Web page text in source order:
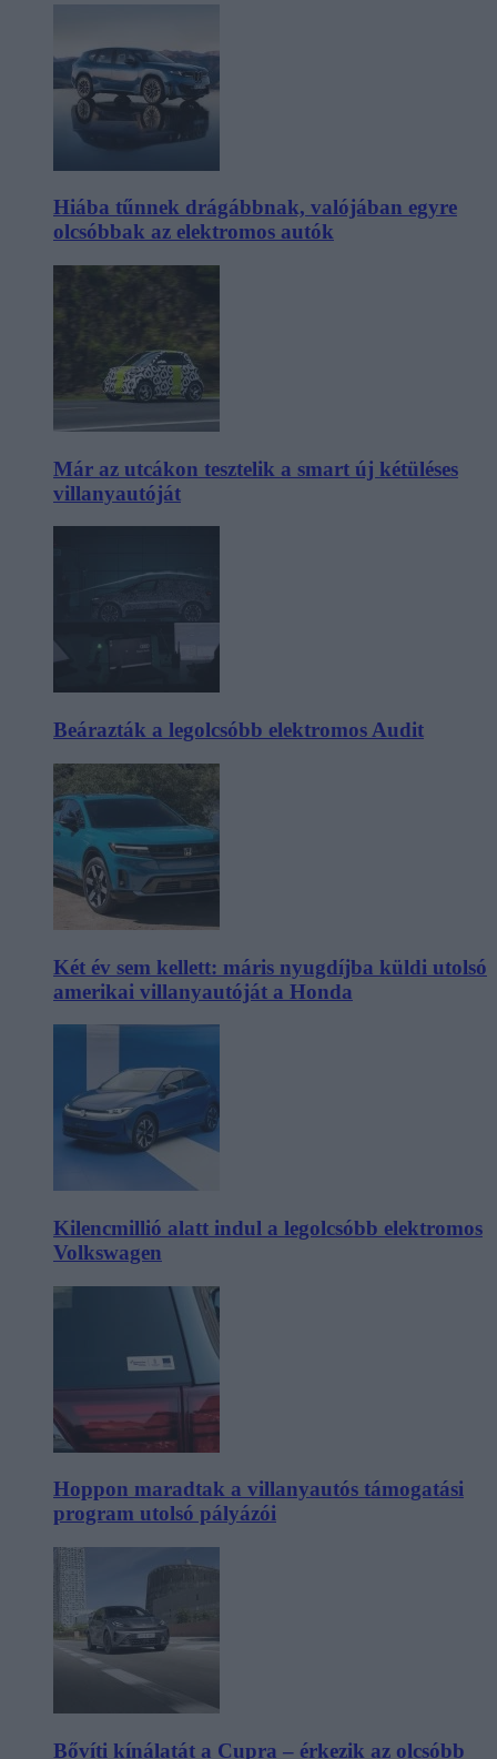
Hiába tűnnek drágábbnak, valójában egyre
olcsóbbak az elektromos autók
Már az utcákon tesztelik a smart új kétüléses
villanyautóját
Beárazták a legolcsóbb elektromos Audit
Két év sem kellett: máris nyugdíjba küldi utolsó
amerikai villanyautóját a Honda
Kilencmillió alatt indul a legolcsóbb elektromos
Volkswagen
Hoppon maradtak a villanyautós támogatási
program utolsó pályázói
Bővíti kínálatát a Cupra – érkezik az olcsóbb